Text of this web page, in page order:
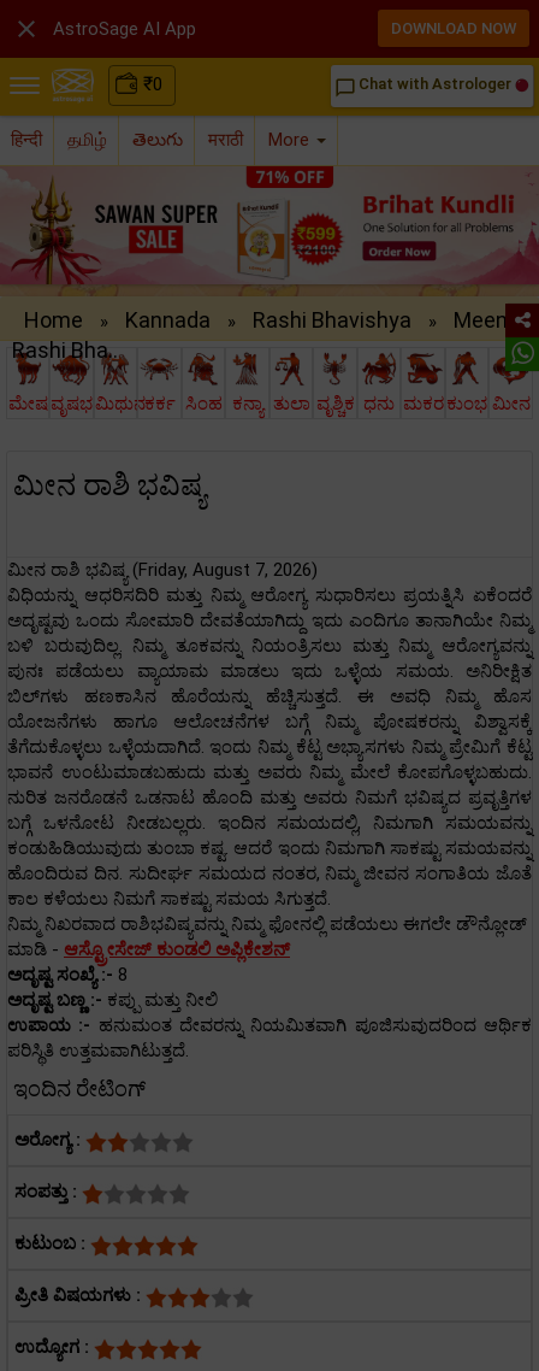
₹0 chat_bubble_outline Chat with Astrologer
हिन्दी தமிழ் తెలుగు मराठी More
Home » Kannada » Rashi Bhavishya »
Meena
Rashi Bha..
ಮೇಷ ವೃಷಭಮಿಥುನಕರ್ಕ ಸಿಂಹ ಕನ್ಯಾ ತುಲಾ ವೃಶ್ಚಿಕ ಧನು ಮಕರಕುಂಭ ಮೀನ
ಮೀನ ರಾಶಿ ಭವಿಷ್ಯ
ಮೀನ ರಾಶಿ ಭವಿಷ್ಯ (Friday, August 7, 2026)
ವಿಧಿಯನ್ನು ಆಧರಿಸದಿರಿ ಮತ್ತು ನಿಮ್ಮ ಆರೋಗ್ಯ ಸುಧಾರಿಸಲು ಪ್ರಯತ್ನಿಸಿ ಏಕೆಂದರೆ
ಅದೃಷ್ಟವು ಒಂದು ಸೋಮಾರಿ ದೇವತೆಯಾಗಿದ್ದು ಇದು ಎಂದಿಗೂ ತಾನಾಗಿಯೇ ನಿಮ್ಮ
ಬಳಿ ಬರುವುದಿಲ್ಲ. ನಿಮ್ಮ ತೂಕವನ್ನು ನಿಯಂತ್ರಿಸಲು ಮತ್ತು ನಿಮ್ಮ ಆರೋಗ್ಯವನ್ನು
ಪುನಃ ಪಡೆಯಲು ವ್ಯಾಯಾಮ ಮಾಡಲು ಇದು ಒಳ್ಳೆಯ ಸಮಯ. ಅನಿರೀಕ್ಷಿತ
ಬಿಲ್‌ಗಳು ಹಣಕಾಸಿನ ಹೊರೆಯನ್ನು ಹೆಚ್ಚಿಸುತ್ತದೆ. ಈ ಅವಧಿ ನಿಮ್ಮ ಹೊಸ
ಯೋಜನೆಗಳು ಹಾಗೂ ಆಲೋಚನೆಗಳ ಬಗ್ಗೆ ನಿಮ್ಮ ಪೋಷಕರನ್ನು ವಿಶ್ವಾಸಕ್ಕೆ
ತೆಗೆದುಕೊಳ್ಳಲು ಒಳ್ಳೆಯದಾಗಿದೆ. ಇಂದು ನಿಮ್ಮ ಕೆಟ್ಟ ಅಭ್ಯಾಸಗಳು ನಿಮ್ಮ ಪ್ರೇಮಿಗೆ ಕೆಟ್ಟ
ಭಾವನೆ ಉಂಟುಮಾಡಬಹುದು ಮತ್ತು ಅವರು ನಿಮ್ಮ ಮೇಲೆ ಕೋಪಗೊಳ್ಳಬಹುದು.
ನುರಿತ ಜನರೊಡನೆ ಒಡನಾಟ ಹೊಂದಿ ಮತ್ತು ಅವರು ನಿಮಗೆ ಭವಿಷ್ಯದ ಪ್ರವೃತ್ತಿಗಳ
ಬಗ್ಗೆ ಒಳನೋಟ ನೀಡಬಲ್ಲರು. ಇಂದಿನ ಸಮಯದಲ್ಲಿ, ನಿಮಗಾಗಿ ಸಮಯವನ್ನು
ಕಂಡುಹಿಡಿಯುವುದು ತುಂಬಾ ಕಷ್ಟ. ಆದರೆ ಇಂದು ನಿಮಗಾಗಿ ಸಾಕಷ್ಟು ಸಮಯವನ್ನು
ಹೊಂದಿರುವ ದಿನ. ಸುದೀರ್ಘ ಸಮಯದ ನಂತರ, ನಿಮ್ಮ ಜೀವನ ಸಂಗಾತಿಯ ಜೊತೆ
ಕಾಲ ಕಳೆಯಲು ನಿಮಗೆ ಸಾಕಷ್ಟು ಸಮಯ ಸಿಗುತ್ತದೆ.
ನಿಮ್ಮ ನಿಖರವಾದ ರಾಶಿಭವಿಷ್ಯವನ್ನು ನಿಮ್ಮ ಫೋನಲ್ಲಿ ಪಡೆಯಲು ಈಗಲೇ ಡೌನ್ಲೋಡ್
ಮಾಡಿ - ಆಸ್ಟ್ರೋಸೇಜ್ ಕುಂಡಲಿ ಅಪ್ಲಿಕೇಶನ್
ಅದೃಷ್ಟ ಸಂಖ್ಯೆ :- 8
ಅದೃಷ್ಟ ಬಣ್ಣ :- ಕಪ್ಪು ಮತ್ತು ನೀಲಿ
ಉಪಾಯ :- ಹನುಮಂತ ದೇವರನ್ನು ನಿಯಮಿತವಾಗಿ ಪೂಜಿಸುವುದರಿಂದ ಆರ್ಥಿಕ
ಪರಿಸ್ಥಿತಿ ಉತ್ತಮವಾಗಿಟುತ್ತದೆ.
ಇಂದಿನ ರೇಟಿಂಗ್
ಅರೋಗ್ಯ :
ಸಂಪತ್ತು :
ಕುಟುಂಬ :
ಪ್ರೀತಿ ವಿಷಯಗಳು :
ಉದ್ಯೋಗ :
 AstroSage AI App DOWNLOAD NOW